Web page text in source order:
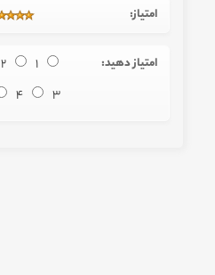
امتیاز:
امتیاز دهید: 1
2
3
4